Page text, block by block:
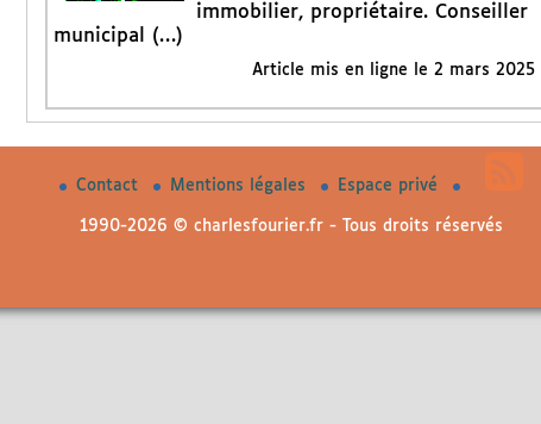
immobilier, propriétaire. Conseiller
municipal (…)
Article mis en ligne le 2 mars 2025
Contact Mentions légales Espace privé
1990-2026 © charlesfourier.fr - Tous droits réservés